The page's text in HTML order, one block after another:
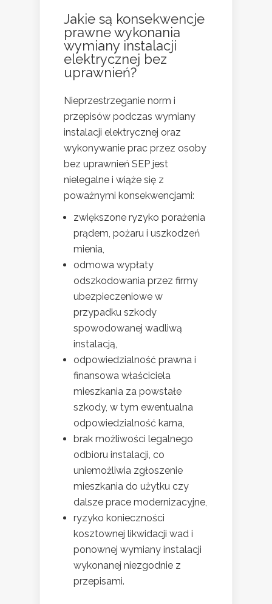
Jakie są konsekwencje
prawne wykonania
wymiany instalacji
elektrycznej bez
uprawnień?
Nieprzestrzeganie norm i
przepisów podczas wymiany
instalacji elektrycznej oraz
wykonywanie prac przez osoby
bez uprawnień SEP jest
nielegalne i wiąże się z
poważnymi konsekwencjami:
zwiększone ryzyko porażenia
prądem, pożaru i uszkodzeń
mienia,
odmowa wypłaty
odszkodowania przez firmy
ubezpieczeniowe w
przypadku szkody
spowodowanej wadliwą
instalacją,
odpowiedzialność prawna i
finansowa właściciela
mieszkania za powstałe
szkody, w tym ewentualna
odpowiedzialność karna,
brak możliwości legalnego
odbioru instalacji, co
uniemożliwia zgłoszenie
mieszkania do użytku czy
dalsze prace modernizacyjne,
ryzyko konieczności
kosztownej likwidacji wad i
ponownej wymiany instalacji
wykonanej niezgodnie z
przepisami.